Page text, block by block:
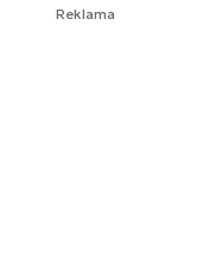
Reklama